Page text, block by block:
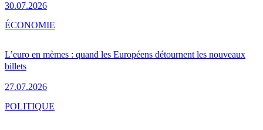
30.07.2026
L’euro en mèmes : quand les Européens détournent les nouveaux
billets
27.07.2026
ÉCONOMIE
POLITIQUE